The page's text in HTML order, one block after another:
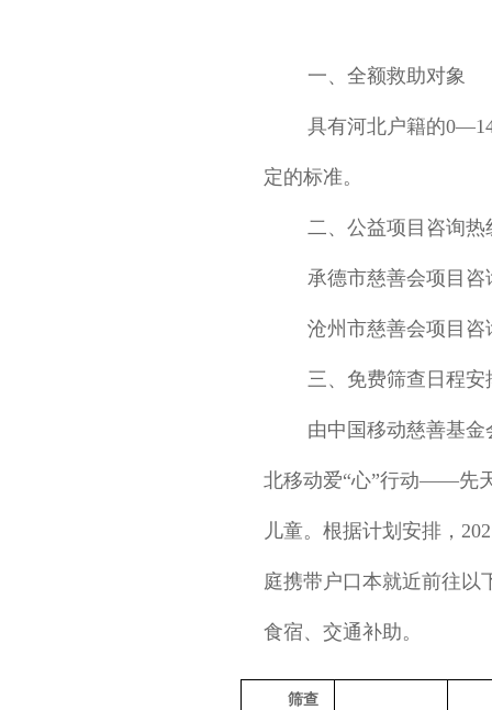
一、全额救助对象
具有河北户籍的
定的标准。
二、公益项目咨询热
承德市慈善会项目咨
沧州市慈善会项目咨
三、免费筛查日程安
由中国移动慈善基
北移动爱“心”行动——先
儿童。根据计划安排，
庭携带户口本就近前往以
食宿、交通补助。
筛查